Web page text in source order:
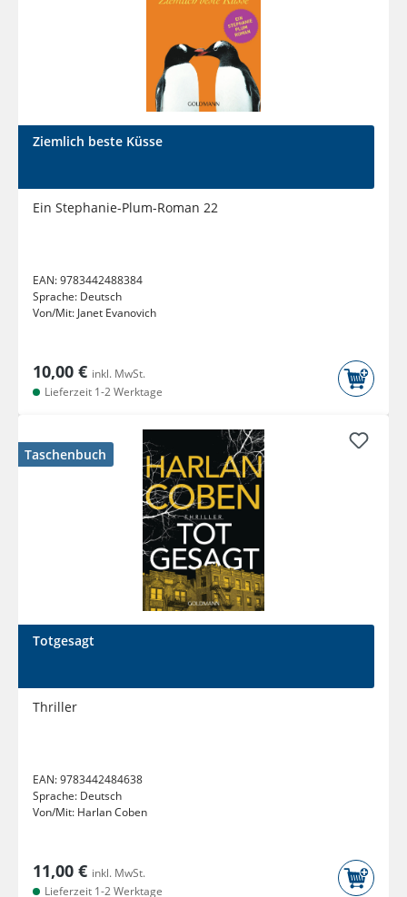
Ziemlich beste Küsse
Ein Stephanie-Plum-Roman 22
EAN:9783442488384
Sprache: Deutsch
Von/Mit: Janet Evanovich
10,00 € inkl. MwSt.
Lieferzeit 1-2 Werktage
Taschenbuch
Totgesagt
Thriller
EAN:9783442484638
Sprache: Deutsch
Von/Mit: Harlan Coben
11,00 € inkl. MwSt.
Lieferzeit 1-2 Werktage